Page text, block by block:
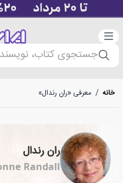
دسته‌بندی
جستجوی کتاب،
خانه / معرفی «ران رندال»
ران رندال
Randall